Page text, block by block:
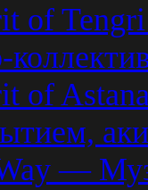
of Tengri
of
—